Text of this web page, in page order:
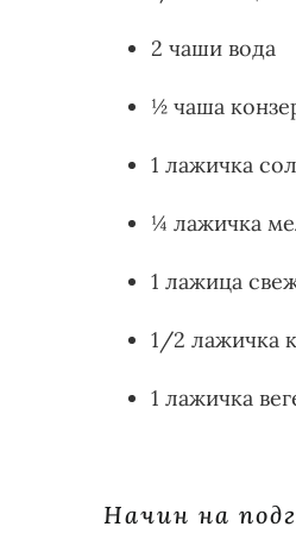
2 чаши вода
½ чаша
1 лажичка сол
¼ лажичка
1 лажица
1/2 лажичка
1 лажичка
Начин на